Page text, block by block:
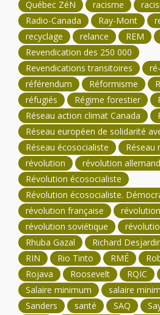
Québec ZéN
racisme
Radio-Canada
Ray-Mont
recyclage
relance REM
Revendication des 250 000
Revendications transitoires
référendum
Réformisme
réfugiés
Régime forestier
Réseau action climat Canada
Réseau européen de solidarité
Réseau écosocialiste
Réseau
révolution
révolution
Révolution écosocialiste
Révolution écosocialiste.
révolution française
révolution soviétique
Rhuba Gazal
Richard
RIN
Rio Tinto RMÉ
Rojava
Roosevelt RQIC
Salaire minimum
salaire
Sanders
santé SAQ